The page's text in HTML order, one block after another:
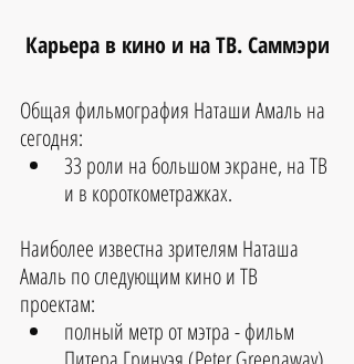
Карьера в кино и на ТВ. Саммэри
Общая фильмография Наташи Амаль на
сегодня:
33 роли на большом экране, на ТВ
и в короткометражках.
Наиболее известна зрителям Наташа
Амаль по следующим кино и ТВ
проектам:
полный метр от мэтра - фильм